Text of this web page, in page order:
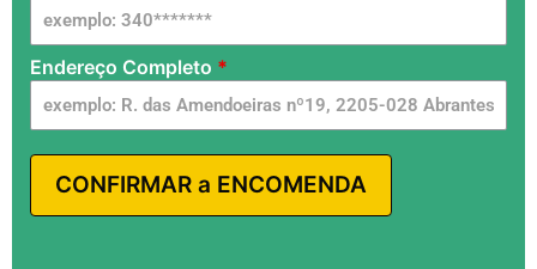
Endereço Completo *
CONFIRMAR a ENCOMENDA